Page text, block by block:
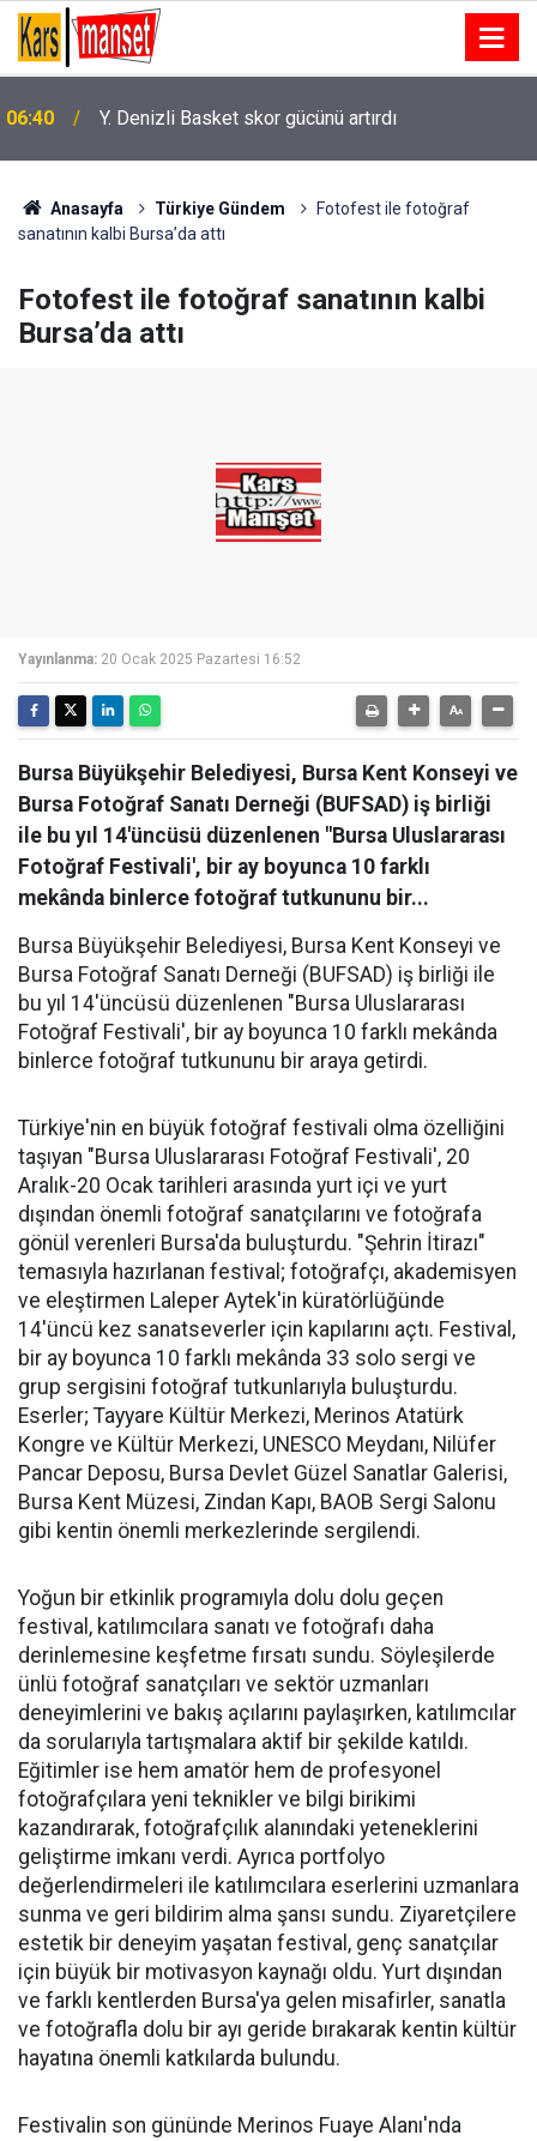
06:40 Y. Denizli Basket skor gücünü artırdı
Anasayfa Türkiye Gündem
Fotofest ile fotoğraf
sanatının kalbi Bursa’da attı
Fotofest ile fotoğraf sanatının kalbi
Bursa’da attı
Yayınlanma: 20 Ocak 2025 Pazartesi 16:52
Bursa Büyükşehir Belediyesi, Bursa Kent Konseyi ve
Bursa Fotoğraf Sanatı Derneği (BUFSAD) iş birliği
ile bu yıl 14'üncüsü düzenlenen "Bursa Uluslararası
Fotoğraf Festivali', bir ay boyunca 10 farklı
mekânda binlerce fotoğraf tutkununu bir...
Bursa Büyükşehir Belediyesi, Bursa Kent Konseyi ve
Bursa Fotoğraf Sanatı Derneği (BUFSAD) iş birliği ile
bu yıl 14'üncüsü düzenlenen "Bursa Uluslararası
Fotoğraf Festivali', bir ay boyunca 10 farklı mekânda
binlerce fotoğraf tutkununu bir araya getirdi.
Türkiye'nin en büyük fotoğraf festivali olma özelliğini
taşıyan "Bursa Uluslararası Fotoğraf Festivali', 20
Aralık-20 Ocak tarihleri arasında yurt içi ve yurt
dışından önemli fotoğraf sanatçılarını ve fotoğrafa
gönül verenleri Bursa'da buluşturdu. "Şehrin İtirazı"
temasıyla hazırlanan festival; fotoğrafçı, akademisyen
ve eleştirmen Laleper Aytek'in küratörlüğünde
14'üncü kez sanatseverler için kapılarını açtı. Festival,
bir ay boyunca 10 farklı mekânda 33 solo sergi ve
grup sergisini fotoğraf tutkunlarıyla buluşturdu.
Eserler; Tayyare Kültür Merkezi, Merinos Atatürk
Kongre ve Kültür Merkezi, UNESCO Meydanı, Nilüfer
Pancar Deposu, Bursa Devlet Güzel Sanatlar Galerisi,
Bursa Kent Müzesi, Zindan Kapı, BAOB Sergi Salonu
gibi kentin önemli merkezlerinde sergilendi.
Yoğun bir etkinlik programıyla dolu dolu geçen
festival, katılımcılara sanatı ve fotoğrafı daha
derinlemesine keşfetme fırsatı sundu. Söyleşilerde
ünlü fotoğraf sanatçıları ve sektör uzmanları
deneyimlerini ve bakış açılarını paylaşırken, katılımcılar
da sorularıyla tartışmalara aktif bir şekilde katıldı.
Eğitimler ise hem amatör hem de profesyonel
fotoğrafçılara yeni teknikler ve bilgi birikimi
kazandırarak, fotoğrafçılık alanındaki yeteneklerini
geliştirme imkanı verdi. Ayrıca portfolyo
değerlendirmeleri ile katılımcılara eserlerini uzmanlara
sunma ve geri bildirim alma şansı sundu. Ziyaretçilere
estetik bir deneyim yaşatan festival, genç sanatçılar
için büyük bir motivasyon kaynağı oldu. Yurt dışından
ve farklı kentlerden Bursa'ya gelen misafirler, sanatla
ve fotoğrafla dolu bir ayı geride bırakarak kentin kültür
hayatına önemli katkılarda bulundu.
Festivalin son gününde Merinos Fuaye Alanı'nda